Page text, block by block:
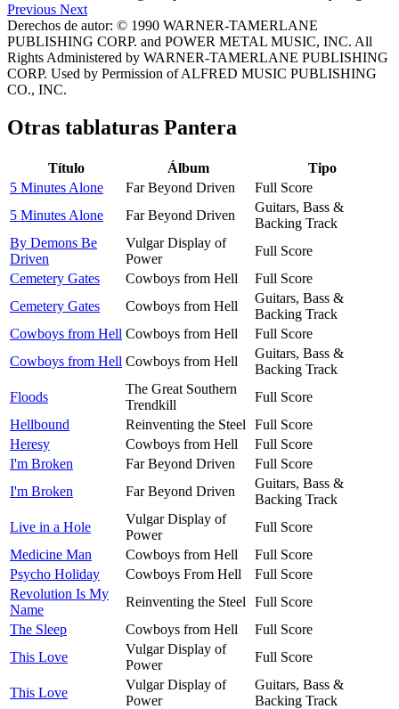
Previous Next
Derechos de autor: © 1990 WARNER-TAMERLANE
PUBLISHING CORP. and POWER METAL MUSIC, INC. All
Rights Administered by WARNER-TAMERLANE PUBLISHING
CORP. Used by Permission of ALFRED MUSIC PUBLISHING
CO., INC.
Otras tablaturas Pantera
Título Álbum
Tipo
5 Minutes Alone
Far Beyond Driven
Full Score
5 Minutes Alone
Far Beyond Driven
Guitars, Bass &
Backing Track
By Demons Be
Driven
Vulgar Display of
Power
Full Score
Cemetery Gates
Cowboys from Hell
Full Score
Cemetery Gates
Cowboys from Hell
Guitars, Bass &
Backing Track
Cowboys from Hell Cowboys from Hell
Full Score
Cowboys from Hell Cowboys from Hell
Guitars, Bass &
Backing Track
Floods
The Great Southern
Trendkill
Full Score
Hellbound
Reinventing the Steel
Full Score
Heresy
Cowboys from Hell
Full Score
I'm Broken
Far Beyond Driven
Full Score
I'm Broken
Far Beyond Driven
Guitars, Bass &
Backing Track
Live in a Hole
Vulgar Display of
Power
Full Score
Medicine Man
Cowboys from Hell
Full Score
Psycho Holiday
Cowboys From Hell
Full Score
Revolution Is My
Name
Reinventing the Steel
Full Score
The Sleep
Cowboys from Hell
Full Score
This Love
Vulgar Display of
Power
Full Score
This Love
Vulgar Display of
Power
Guitars, Bass &
Backing Track